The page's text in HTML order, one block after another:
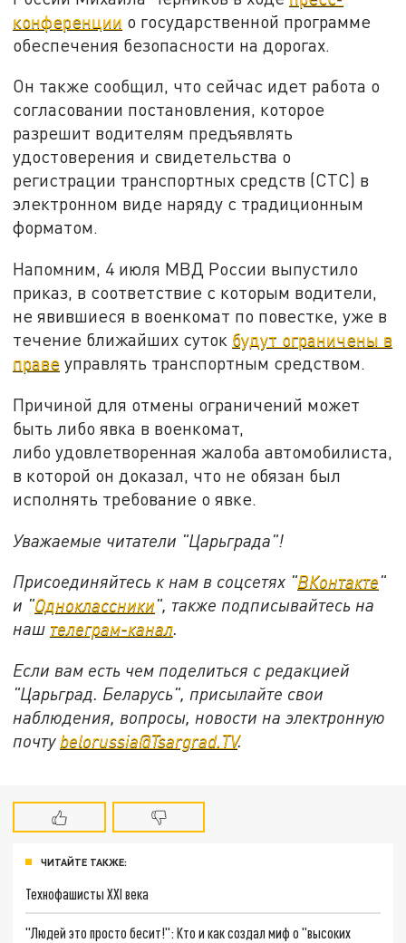
конференции о государственной программе
обеспечения безопасности на дорогах.
Он также сообщил, что сейчас идет работа о
согласовании постановления, которое
разрешит водителям предъявлять
удостоверения и свидетельства о
регистрации транспортных средств (СТС) в
электронном виде наряду с традиционным
форматом.
Напомним, 4 июля МВД России выпустило
приказ, в соответствие с которым водители,
не явившиеся в военкомат по повестке, уже в
течение ближайших суток будут ограничены в
праве управлять транспортным средством.
Причиной для отмены ограничений может
быть либо явка в военкомат,
либо удовлетворенная жалоба автомобилиста,
в которой он доказал, что не обязан был
исполнять требование о явке.
Уважаемые читатели "Царьграда"!
Присоединяйтесь к нам в соцсетях "ВКонтакте"
и "Одноклассники", также подписывайтесь на
наш телеграм-канал.
Если вам есть чем поделиться с редакцией
"Царьград. Беларусь", присылайте свои
наблюдения, вопросы, новости на электронную
почту belorussia@Tsargrad.TV.
ЧИТАЙТЕ ТАКЖЕ:
Технофашисты XXI века
"Людей это просто бесит!": Кто и как создал миф о "высоких